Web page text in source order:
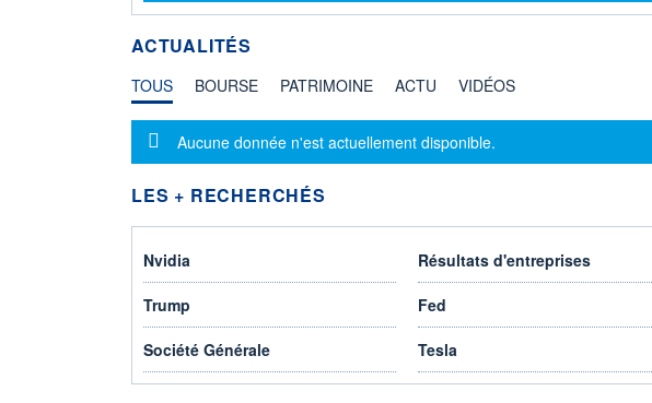
ACTUALITÉS
TOUS BOURSE PATRIMOINE ACTU VIDÉOS
Message d'information
Aucune donnée n'est actuellement disponible.
LES + RECHERCHÉS
Nvidia
Trump
Société Générale
Résultats d'entreprises
Fed
Tesla